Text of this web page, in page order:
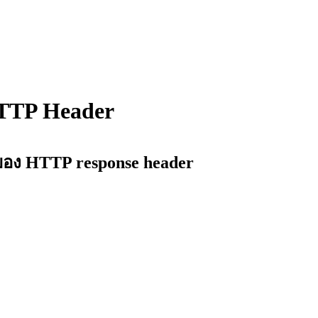
Header
HTTP response header